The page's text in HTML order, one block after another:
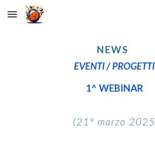
Skip to main content
NEWS
EVENTI / PROGETTI
1^ WEBINAR
(21° marzo 2025